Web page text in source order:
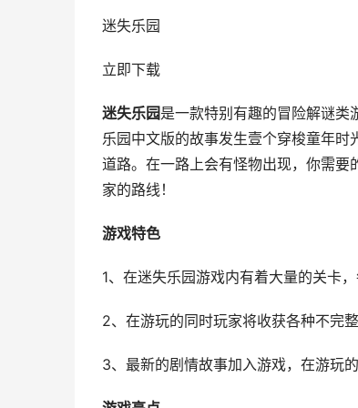
迷失乐园
立即下载
迷失乐园是一款特别有趣的冒险解谜类
乐园中文版的故事发生壹个穿梭童年
道路。在一路上会有怪物出现，你需要
家的路线！
游戏特色
1、在迷失乐园游戏内有着大量的关卡
2、在游玩的同时玩家将收获各种不完
3、最新的剧情故事加入游戏，在游玩